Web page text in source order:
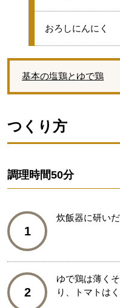
●
おろしにんにく
基本の塩鶏とゆで鶏
つくり方
調理時間50分
1
炊飯器に研い
2
ゆで鶏は薄く
り、トマトは